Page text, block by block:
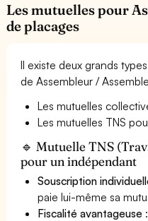
Les mutuelles pour
de placages
Il existe deux grands
de Assembleur /
Les mutuelles
Les mutuelles TNS
🔹 Mutuelle TNS
pour un indépendant
Souscription
paie lui-même sa
Fiscalité avantageuse